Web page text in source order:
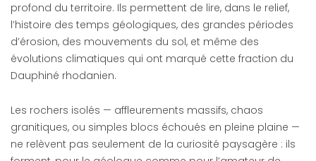
profond du territoire. Ils permettent de lire, dans le relief,
l’histoire des temps géologiques, des grandes périodes
d’érosion, des mouvements du sol, et même des
évolutions climatiques qui ont marqué cette fraction du
Dauphiné rhodanien.
Les rochers isolés — affleurements massifs, chaos
granitiques, ou simples blocs échoués en pleine plaine —
ne relèvent pas seulement de la curiosité paysagère : ils